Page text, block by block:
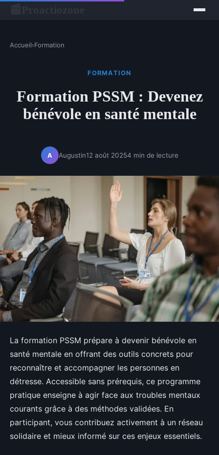
Accueil›Formation
FORMATION
Formation PSSM : Devenez
bénévole en santé mentale
A Augustin12 août 20254 min de lecture
La formation PSSM prépare à devenir bénévole en
santé mentale en offrant des outils concrets pour
reconnaître et accompagner les personnes en
détresse. Accessible sans prérequis, ce programme
pratique enseigne à agir face aux troubles mentaux
courants grâce à des méthodes validées. En
participant, vous contribuez activement à un réseau
solidaire et mieux informé sur ces enjeux essentiels.